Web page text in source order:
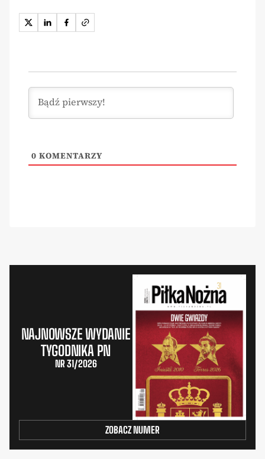
0 KOMENTARZY
NAJNOWSZE WYDANIE
TYGODNIKA PN
NR 31/2026
ZOBACZ NUMER